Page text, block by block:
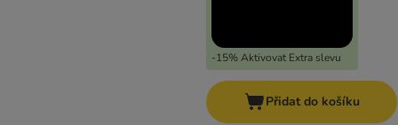
-15% Aktivovat Extra slevu
Přidat do košíku